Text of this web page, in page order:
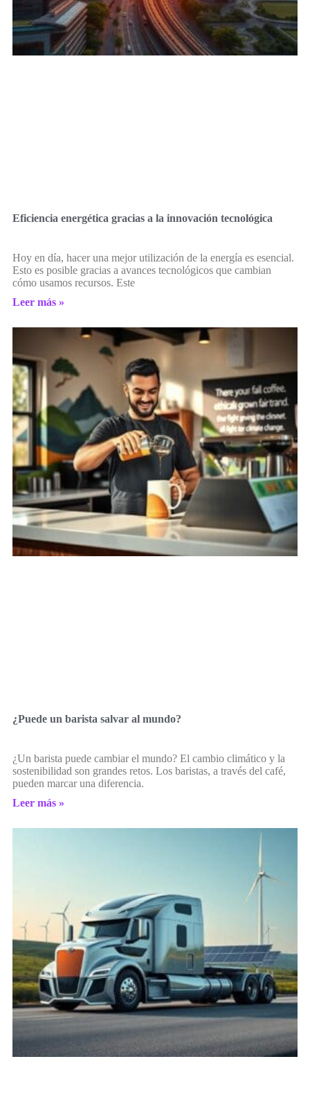
Eficiencia energética gracias a la innovación tecnológica
Hoy en día, hacer una mejor utilización de la energía es esencial.
Esto es posible gracias a avances tecnológicos que cambian
cómo usamos recursos. Este
Leer más »
¿Puede un barista salvar al mundo?
¿Un barista puede cambiar el mundo? El cambio climático y la
sostenibilidad son grandes retos. Los baristas, a través del café,
pueden marcar una diferencia.
Leer más »